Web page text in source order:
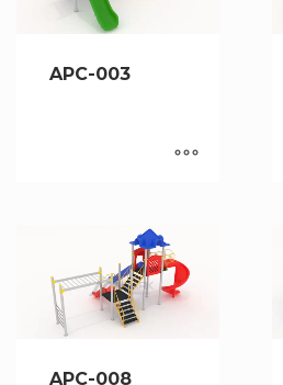
APC-003
APC-008